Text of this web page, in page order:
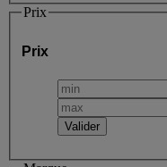
Prix
Prix